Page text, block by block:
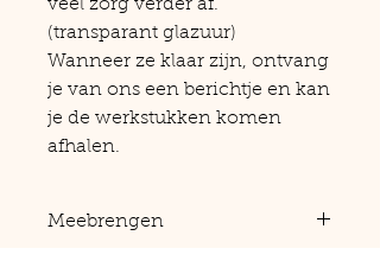
veel zorg verder af.
(transparant glazuur)
Wanneer ze klaar zijn, ontvang
je van ons een berichtje en kan
je de werkstukken komen
afhalen.
Meebrengen